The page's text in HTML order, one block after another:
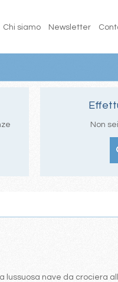
Chi siamo Newsletter
Non
lussuosa nave da crociera